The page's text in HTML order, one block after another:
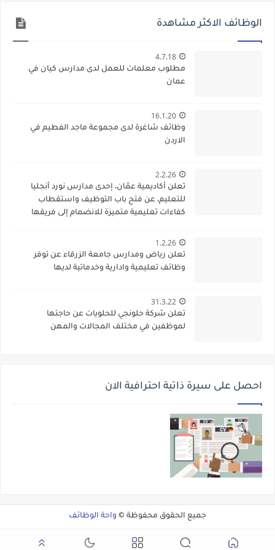
الوظائف الاكثر مشاهدة
4.7.18
مطلوب معلمات للعمل لدى مدارس كيان في
عمان
16.1.20
وظائف شاغرة لدى مجموعة ماجد الفطيم في
الاردن
2.2.26
تعلن أكاديمية عمّان، إحدى مدارس نورد أنجليا
للتعليم، عن فتح باب التوظيف واستقطاب
كفاءات تعليمية متميزة للانضمام إلى فريقها
1.2.26
تعلن رياض ومدارس جامعة الزرقاء عن توفر
وظائف تعليمية وادارية وخدماتية لديها
31.3.22
تعلن شركة حلونجي للحلويات عن حاجتها
لموظفين في مختلف المجالات والمهن
احصل على سيرة ذاتية احترافية الان
جميع الحقوق محفوظة © واحة الوظائف